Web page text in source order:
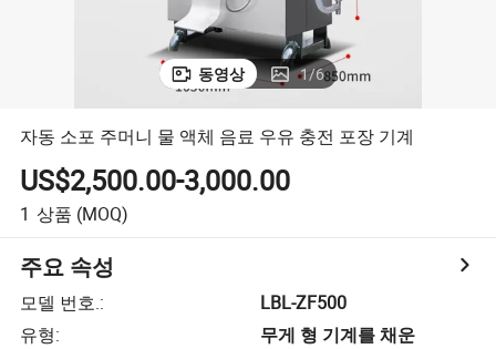
동영상 1/6
자동 소포 주머니 물 액체 음료 우유 충전 포장 기계
US$2,500.00-3,000.00
1 상품 (MOQ)
주요 속성
모델 번호.:
LBL-ZF500
유형:
무게 형 기계를 채운